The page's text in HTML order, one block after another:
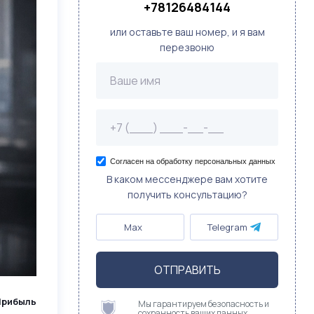
+78126484144
или оставьте ваш номер, и я вам
перезвоню
Согласен на обработку персональных данных
В каком мессенджере вам хотите
получить консультацию?
Max Telegram
ОТПРАВИТЬ
Мы гарантируем безопасность и